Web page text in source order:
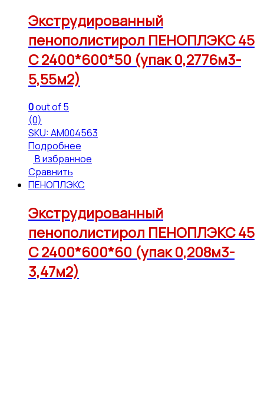
Экструдированный
пенополистирол ПЕНОПЛЭКС 45
С 2400*600*50 (упак 0,2776м3-
5,55м2)
0out of 5
(0)
SKU: АМ004563
Подробнее
В избранное
Сравнить
ПЕНОПЛЭКС
Экструдированный
пенополистирол ПЕНОПЛЭКС 45
С 2400*600*60 (упак 0,208м3-
3,47м2)